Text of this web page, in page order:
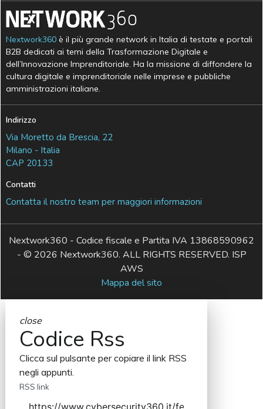
Nextwork360 è il più grande network in Italia di testate e portali
B2B dedicati ai temi della Trasformazione Digitale e
dell’Innovazione Imprenditoriale. Ha la missione di diffondere la
cultura digitale e imprenditoriale nelle imprese e pubbliche
amministrazioni italiane.
Indirizzo
Via Moretto da Brescia, 22
Milano - Italia
CAP 20133
Contatti
Contatta il nostro team per maggiori informazioni
Nextwork360 - Codice fiscale e Partita IVA 13868590962
- © 2026 Nextwork360. ALL RIGHTS RESERVED. ISP
AWS
Mappa del sito
close
Codice Rss
Clicca sul pulsante per copiare il link RSS
negli appunti.
RSS link